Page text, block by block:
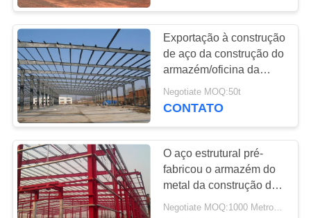
Exportação à construção
de aço da construção do
armazém/oficina da
estrutura industrial de
Austrália
Negotiate MOQ:50t
CONTATO
O aço estrutural pré-
fabricou o armazém do
metal da construção da
armação de aço da
Negotiate MOQ:1000 Metros quadrados